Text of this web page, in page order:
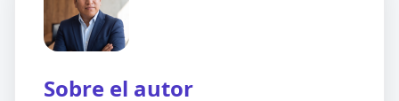
Sobre el autor